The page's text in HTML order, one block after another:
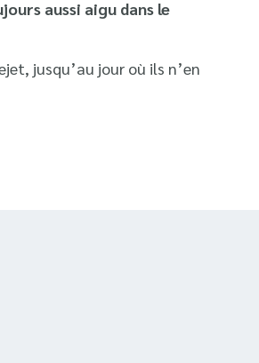
aussi aigu dans le
jusqu’au jour où ils n’en